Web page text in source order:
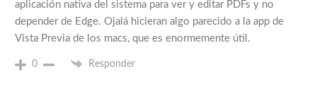
aplicación nativa del sistema para ver y editar PDFs y no
depender de Edge. Ojalá hicieran algo parecido a la app de
Vista Previa de los macs, que es enormemente útil.
0 Responder